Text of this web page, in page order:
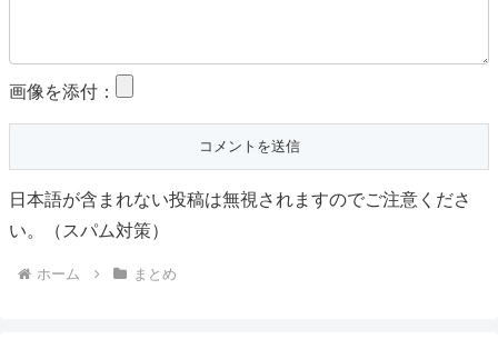
画像を添付：
日本語が含まれない投稿は無視されますのでご注意くださ
い。（スパム対策）
ホーム まとめ